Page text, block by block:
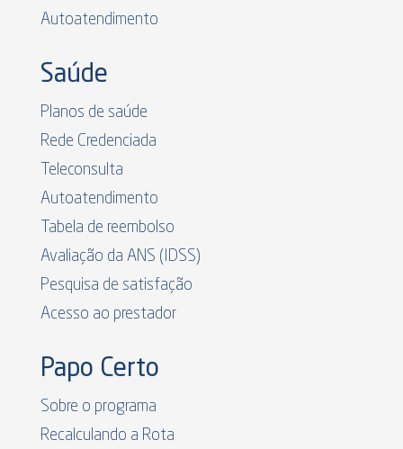
Autoatendimento
Saúde
Planos de saúde
Rede Credenciada
Teleconsulta
Autoatendimento
Tabela de reembolso
Avaliação da ANS (IDSS)
Pesquisa de satisfação
Acesso ao prestador
Papo Certo
Sobre o programa
Recalculando a Rota